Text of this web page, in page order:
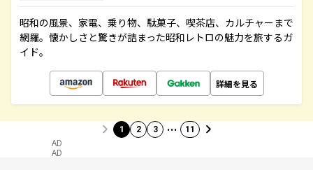
昭和の風景、家電、乗り物、駄菓子、喫茶店、カルチャーまで
網羅。懐かしさと驚きが詰まった昭和レトロの魅力を旅するガ
イド。
詳細を見る
1 2 3 … 11
AD
AD